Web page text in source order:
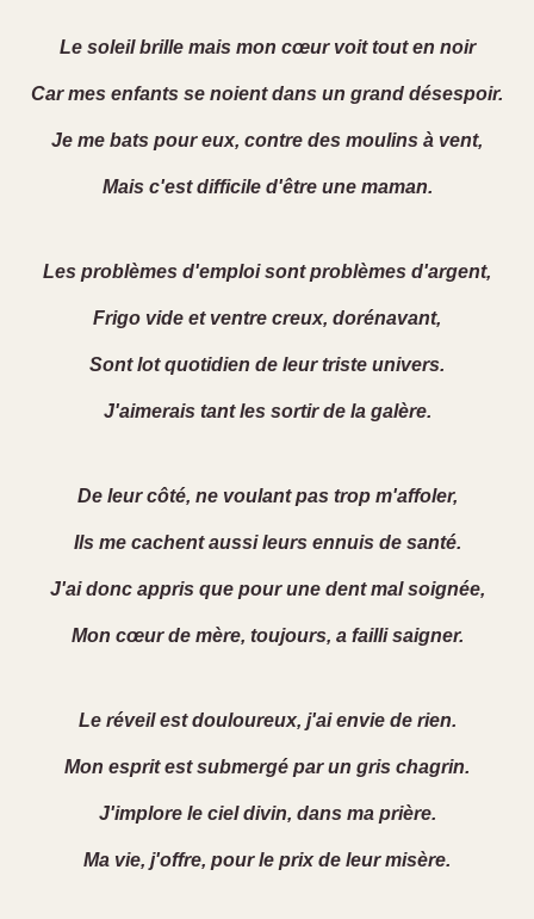
Le soleil brille mais mon cœur voit tout en noir
Car mes enfants se noient dans un grand désespoir.
Je me bats pour eux, contre des moulins à vent,
Mais c'est difficile d'être une maman.
Les problèmes d'emploi sont problèmes d'argent,
Frigo vide et ventre creux, dorénavant,
Sont lot quotidien de leur triste univers.
J'aimerais tant les sortir de la galère.
De leur côté, ne voulant pas trop m'affoler,
Ils me cachent aussi leurs ennuis de santé.
J'ai donc appris que pour une dent mal soignée,
Mon cœur de mère, toujours, a failli saigner.
Le réveil est douloureux, j'ai envie de rien.
Mon esprit est submergé par un gris chagrin.
J'implore le ciel divin, dans ma prière.
Ma vie, j'offre, pour le prix de leur misère.